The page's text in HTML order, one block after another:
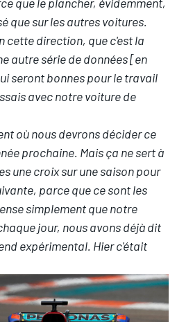
que sur les autres voitures.
cette direction, que c'est la
autre série de données [en
seront bonnes pour le travail
avec notre voiture de
où nous devrons décider ce
prochaine. Mais ça ne sert à
une croix sur une saison pour
parce que ce sont les
simplement que notre
jour, nous avons déjà dit
expérimental. Hier c'était